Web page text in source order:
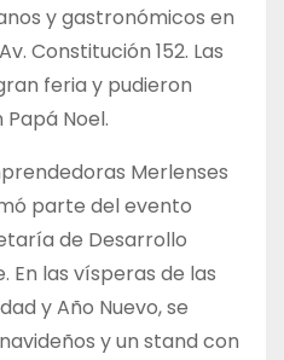
y gastronómicos en
Constitución 152. Las
feria y pudieron
Noel.
Merlenses
parte del evento
de Desarrollo
En las vísperas de las
y Año Nuevo, se
y un stand con